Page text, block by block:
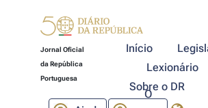
Jornal Oficial
da República
Portuguesa
Início
Lexionário
Sobre o DR
O